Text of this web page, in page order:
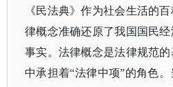
《民法典》作为社会生活的
律概念准确还原了我国国民
事实。法律概念是法律规范
中承担着“法律中项”的角色